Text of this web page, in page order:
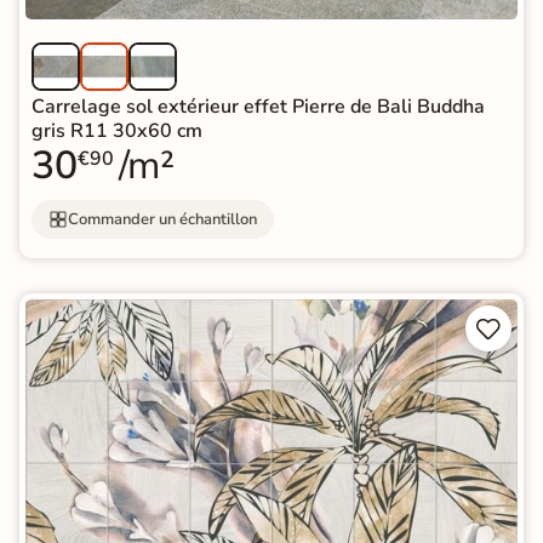
Carrelage sol extérieur effet Pierre de Bali Buddha
gris R11 30x60 cm
30€90 /m²
Commander un échantillon

